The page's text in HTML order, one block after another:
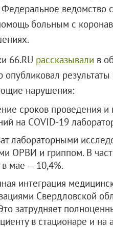
Федеральное ведомство
больным с
66.RU рассказывали в
опубликовал
нарушения:
сроков проведения и
на COVID-19
лабораторными
ОРВИ и гриппом. В
в мае — 10,4%.
интеграция
Свердловской
затрудняет
в стационаре и на